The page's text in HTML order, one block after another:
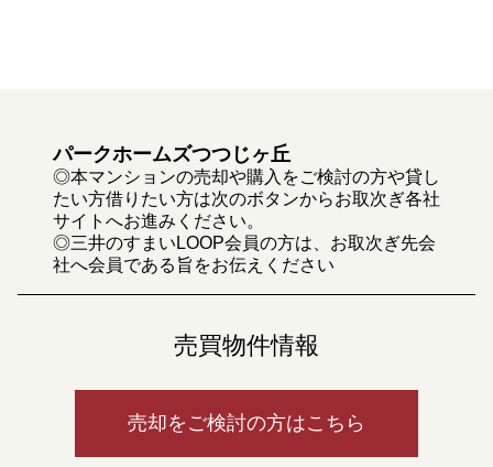
パークホームズつつじヶ丘
◎本マンションの売却や購入をご検討の方や貸し
たい方借りたい方は次のボタンからお取次ぎ各社
サイトへお進みください。
◎三井のすまいLOOP会員の方は、お取次ぎ先会
社へ会員である旨をお伝えください
売買物件情報
売却をご検討の方はこちら